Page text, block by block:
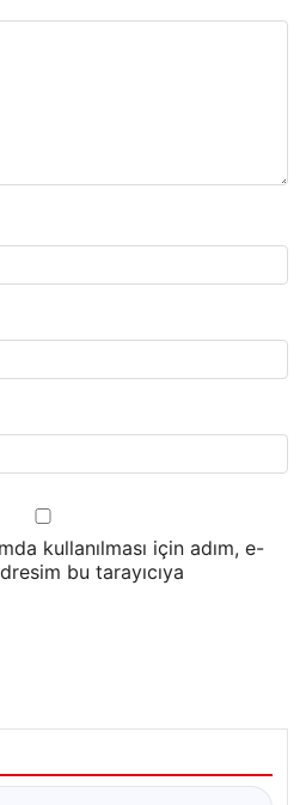
kullanılması için adım, e-
bu tarayıcıya